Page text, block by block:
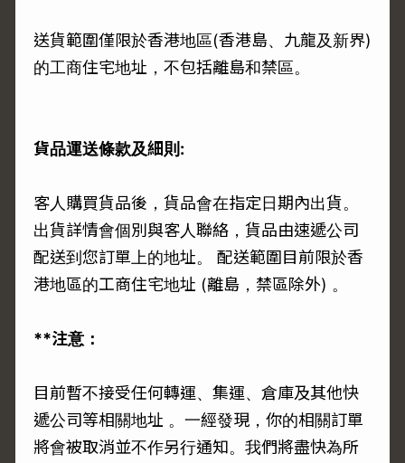
送貨範圍僅限於香港地區(香港島、九龍及新界)
的工商住宅地址，不包括離島和禁區。
貨品運送條款及細則:
客人購買貨品後，貨品會在指定日期內出貨。
出貨詳情會個別與客人聯絡，貨品由速遞公司
配送到您訂單上的地址。 配送範圍目前限於香
港地區的工商住宅地址 (離島，禁區除外) 。
**注意：
目前暫不接受任何轉運、集運、倉庫及其他快
遞公司等相關地址 。一經發現，你的相關訂單
將會被取消並不作另行通知。我們將盡快為所